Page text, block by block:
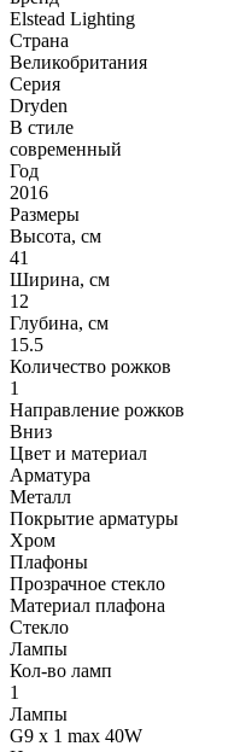
Elstead Lighting
Страна
Великобритания
Серия
Dryden
В стиле
современный
Год
2016
Размеры
Высота, см
41
Ширина, см
12
Глубина, см
15.5
Количество рожков
1
Направление рожков
Вниз
Цвет и материал
Арматура
Металл
Покрытие арматуры
Хром
Плафоны
Прозрачное стекло
Материал плафона
Стекло
Лампы
Кол-во ламп
1
Лампы
G9 x 1 max 40W